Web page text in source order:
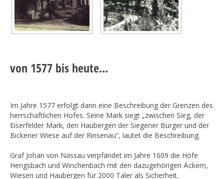
von 1577 bis heute...
Im Jahre 1577 erfolgt dann eine Beschreibung der Grenzen des
herrschaftlichen Hofes. Seine Mark siegt „zwischen Sieg, der
Eiserfelder Mark, den Haubergen der Siegener Bürger und der
Bickener Wiese auf der Rinsenau“, lautet die Beschreibung.
Graf Johan von Nassau verpfändet im Jahre 1609 die Höfe
Hengsbach und Winchenbach mit den dazugehörigen Äckern,
Wiesen und Haubergen für 2000 Taler als Sicherheit.